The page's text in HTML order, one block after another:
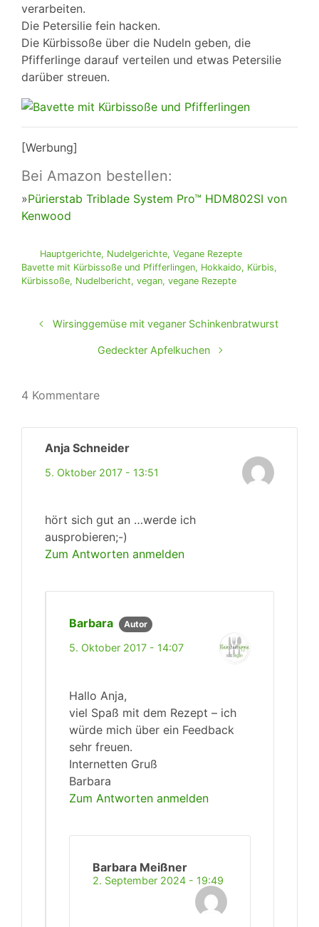
verarbeiten.
Die Petersilie fein hacken.
Die Kürbissoße über die Nudeln geben, die
Pfifferlinge darauf verteilen und etwas Petersilie
darüber streuen.
[Werbung]
Bei Amazon bestellen:
»Pürierstab Triblade System Pro™ HDM802SI von
Kenwood
Hauptgerichte, Nudelgerichte, Vegane Rezepte
Bavette mit Kürbissoße und Pfifferlingen, Hokkaido, Kürbis,
Kürbissoße, Nudelbericht, vegan, vegane Rezepte
Wirsinggemüse mit veganer Schinkenbratwurst
Gedeckter Apfelkuchen
4 Kommentare
Anja Schneider
5. Oktober 2017 - 13:51
hört sich gut an …werde ich
ausprobieren;-)
Zum Antworten anmelden
Barbara Autor
5. Oktober 2017 - 14:07
Hallo Anja,
viel Spaß mit dem Rezept – ich
würde mich über ein Feedback
sehr freuen.
Internetten Gruß
Barbara
Zum Antworten anmelden
Barbara Meißner
2. September 2024 - 19:49